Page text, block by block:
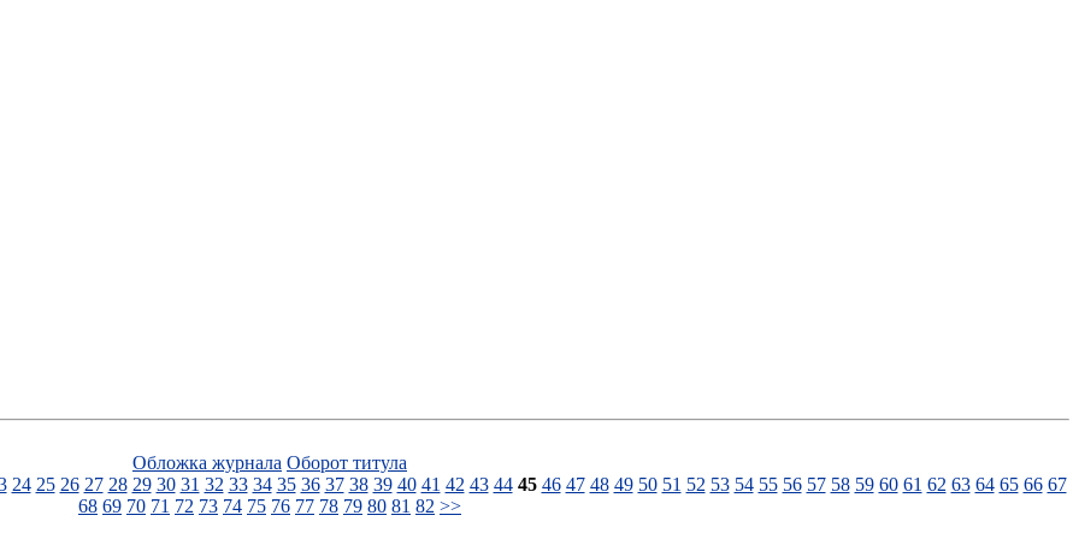
Обложка журнала Оборот титула
24 25 26 27 28 29 30 31 32 33 34 35 36 37 38 39 40 41 42 43 44 45 46 47 48 49 50 51 52 53 54 55 56 57 58 59 60 61 62 63 64 65 66 67
68 69 70 71 72 73 74 75 76 77 78 79 80 81 82 >>